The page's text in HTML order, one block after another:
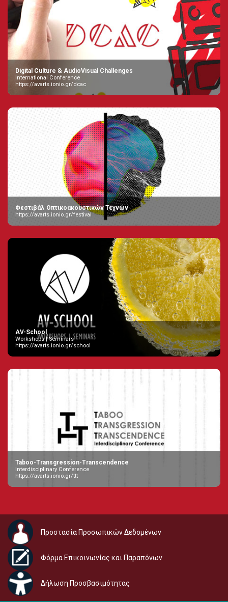
Digital Culture & AudioVisual Challenges
International Conference
https://avarts.ionio.gr/dcac
Φεστιβάλ Οπτικοακουστικών Τεχνών
https://avarts.ionio.gr/festival
AV-School
Workshops | Seminars
https://avarts.ionio.gr/school
Taboo-Transgression-Transcendence
Interdisciplinary Conference
https://avarts.ionio.gr/ttt
Προστασία Προσωπικών Δεδομένων
Φόρμα Επικοινωνίας και Παραπόνων
Δήλωση Προσβασιμότητας